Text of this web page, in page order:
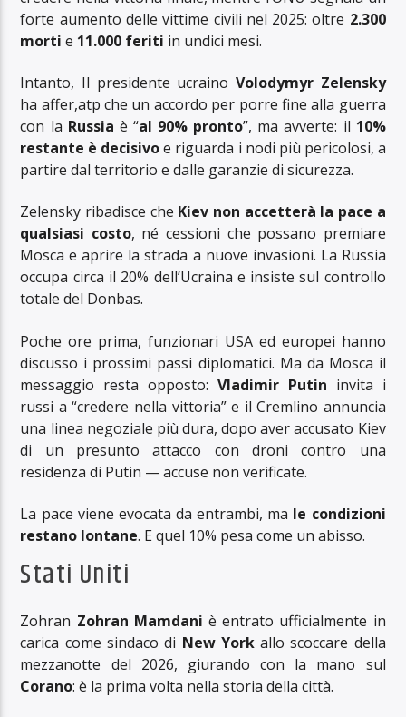
forte aumento delle vittime civili nel 2025: oltre 2.300
morti e 11.000 feriti in undici mesi.
Intanto, Il presidente ucraino Volodymyr Zelensky
ha affer,atp che un accordo per porre fine alla guerra
con la Russia è “al 90% pronto”, ma avverte: il 10%
restante è decisivoe riguarda i nodi più pericolosi, a
partire dal territorio e dalle garanzie di sicurezza.
Zelensky ribadisce che Kiev non accetterà la pace a
qualsiasi costo, né cessioni che possano premiare
Mosca e aprire la strada a nuove invasioni. La Russia
occupa circa il 20% dell’Ucraina e insiste sul controllo
totale del Donbas.
Poche ore prima, funzionari USA ed europei hanno
discusso i prossimi passi diplomatici. Ma da Mosca il
messaggio resta opposto: Vladimir Putin invita i
russi a “credere nella vittoria” e il Cremlino annuncia
una linea negoziale più dura, dopo aver accusato Kiev
di un presunto attacco con droni contro una
residenza di Putin — accuse non verificate.
La pace viene evocata da entrambi, ma le condizioni
restano lontane. E quel 10% pesa come un abisso.
Stati Uniti
Zohran Zohran Mamdani è entrato ufficialmente in
carica come sindaco di New Yorkallo scoccare della
mezzanotte del 2026, giurando con la mano sul
Corano: è la prima volta nella storia della città.